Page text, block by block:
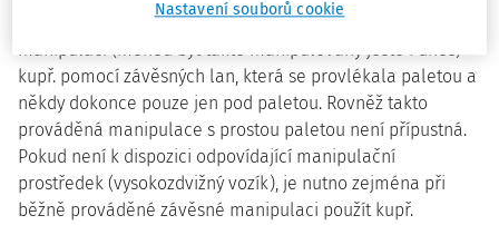
předmětné palety poměrně často manipulovány závěsnou
manipulací (mohou být takto manipulovány ještě i dnes) –
kupř. pomocí závěsných lan, která se provlékala paletou a
někdy dokonce pouze jen pod paletou. Rovněž takto
prováděná manipulace s prostou paletou není přípustná.
Pokud není k dispozici odpovídající manipulační
prostředek (vysokozdvižný vozík), je nutno zejména při
běžně prováděné závěsné manipulaci použít kupř.
Nastavení souborů cookie